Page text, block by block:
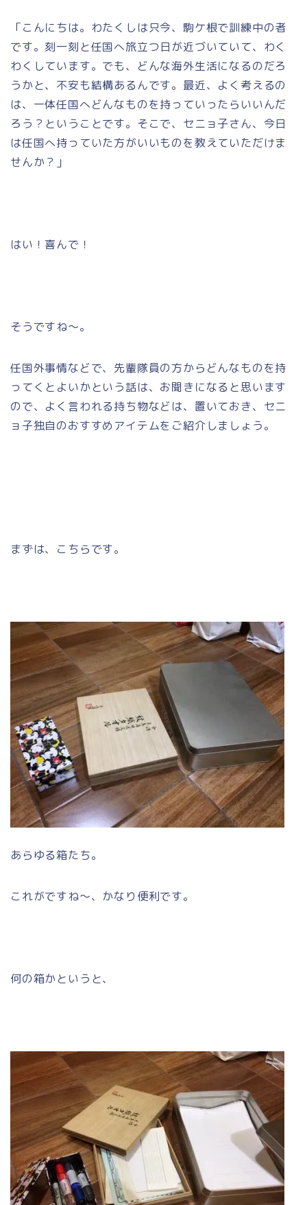
「こんにちは。わたくしは只今、駒ケ根で訓練中の者
です。刻一刻と任国へ旅立つ日が近づいていて、わく
わくしています。でも、どんな海外生活になるのだろ
うかと、不安も結構あるんです。最近、よく考えるの
は、一体任国へどんなものを持っていったらいいんだ
ろう？ということです。そこで、セニョ子さん、今日
は任国へ持っていた方がいいものを教えていただけま
せんか？」
はい！喜んで！
そうですね～。
任国外事情などで、先輩隊員の方からどんなものを持
ってくとよいかという話は、お聞きになると思います
ので、よく言われる持ち物などは、置いておき、セニ
ョ子独自のおすすめアイテムをご紹介しましょう。
まずは、こちらです。
あらゆる箱たち。
これがですね～、かなり便利です。
何の箱かというと、